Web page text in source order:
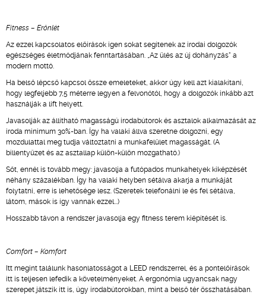
Fitness – Erőnlét
Az ezzel kapcsolatos előírások igen sokat segítenek az irodai dolgozók
egészséges életmódjának fenntartásában. „Az ülés az új dohányzás" a
modern mottó.
Ha belső lépcső kapcsol össze emeleteket, akkor úgy kell azt kialakítani,
hogy legfeljebb 7,5 méterre legyen a felvonótól, hogy a dolgozók inkább azt
használják a lift helyett.
Javasolják az állítható magasságú irodabútorok és asztalok alkalmazását az
iroda minimum 30%-ban. Így ha valaki állva szeretne dolgozni, egy
mozdulattal meg tudja változtatni a munkafelület magasságát. (A
billentyűzet és az asztallap külön-külön mozgatható.)
Sőt, ennél is tovább megy: javasolja a futópados munkahelyek kiképzését
néhány százalékban. Így ha valaki helyben sétálva akarja a munkáját
folytatni, erre is lehetősége lesz. (Szeretek telefonálni le és fel sétálva,
látom, mások is így vannak ezzel...)
Hosszabb távon a rendszer javasolja egy fitness terem kiépítését is.
Comfort – Komfort
Itt megint találunk hasonlatosságot a LEED rendszerrel, és a pontelőírások
itt is teljesen lefedik a követelményeket. A ergonómia ugyancsak nagy
szerepet játszik itt is, úgy irodabútorokban, mint a belső tér összhatásában.